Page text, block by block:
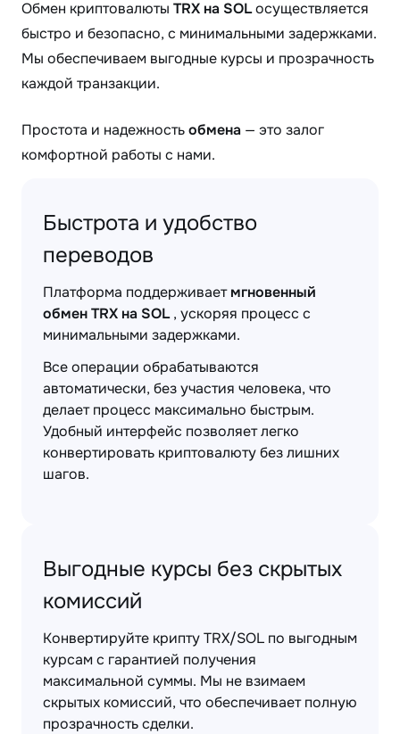
Обмен криптовалюты TRX на SOLосуществляется
быстро и безопасно, с минимальными задержками.
Мы обеспечиваем выгодные курсы и прозрачность
каждой транзакции.
Простота и надежностьобмена — это залог
комфортной работы с нами.
Быстрота и удобство
переводов
Платформа поддерживаетмгновенный
обмен TRX на SOL, ускоряя процесс с
минимальными задержками.
Все операции обрабатываются
автоматически, без участия человека, что
делает процесс максимально быстрым.
Удобный интерфейс позволяет легко
конвертировать криптовалюту без лишних
шагов.
Выгодные курсы без скрытых
комиссий
Конвертируйте крипту TRX/SOL по выгодным
курсам с гарантией получения
максимальной суммы. Мы не взимаем
скрытых комиссий, что обеспечивает полную
прозрачность сделки.